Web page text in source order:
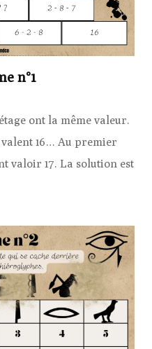
n°1
ont la même valeur.
valent 16… Au premier
valoir 17. La solution est